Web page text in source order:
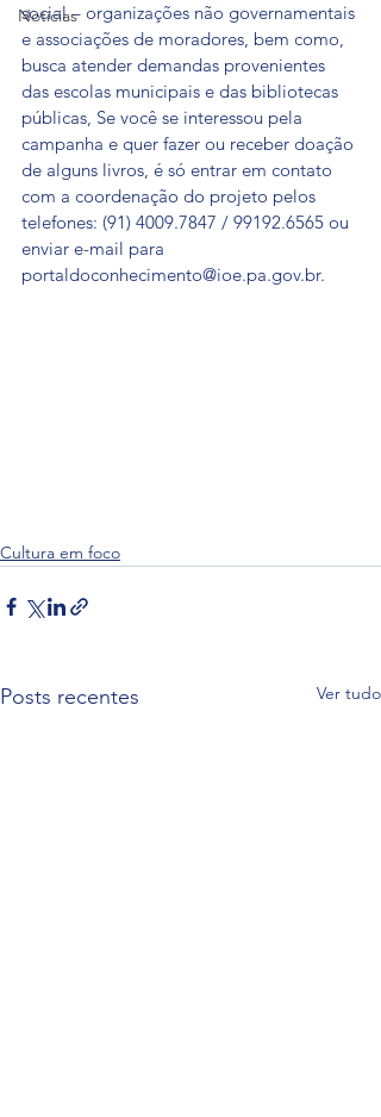
Notícias
social – organizações não governamentais
e associações de moradores, bem como,
busca atender demandas provenientes
das escolas municipais e das bibliotecas
públicas, Se você se interessou pela
campanha e quer fazer ou receber doação
de alguns livros, é só entrar em contato
com a coordenação do projeto pelos
telefones: (91) 4009.7847 / 99192.6565 ou
enviar e-mail para
portaldoconhecimento@ioe.pa.gov.br.
Cultura em foco
Posts recentes Ver tudo